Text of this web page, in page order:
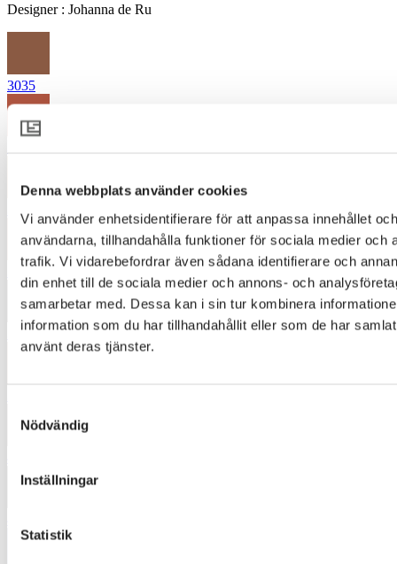
Denna webbplats använder cookies
Vi använder enhetsidentifierare för att anpassa innehållet
användarna, tillhandahålla funktioner för sociala medier och
trafik. Vi vidarebefordrar även sådana identifierare och
din enhet till de sociala medier och annons- och
samarbetar med. Dessa kan i sin tur kombinera
information som du har tillhandahållit eller som de har
använt deras tjänster.
Nödvändig
Inställningar
Statistik
Designer : Johanna de Ru
3035
3334
3454